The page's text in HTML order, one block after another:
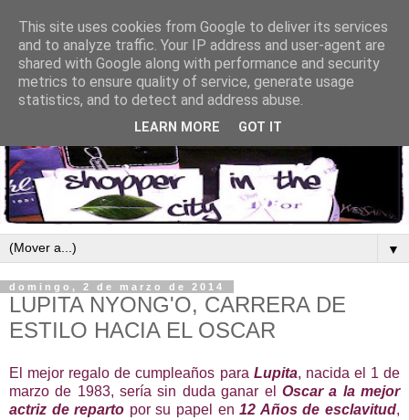
▼
domingo, 2 de marzo de 2014
LUPITA NYONG'O, CARRERA DE
ESTILO HACIA EL OSCAR
El mejor regalo de cumpleaños para Lupita, nacida el 1 de
marzo de 1983, sería sin duda ganar el Oscar a la mejor
actriz de reparto por su papel en12 Años de esclavitud,
This site uses cookies from Google to deliver its services
and to analyze traffic. Your IP address and user-agent are
shared with Google along with performance and security
metrics to ensure quality of service, generate usage
statistics, and to detect and address abuse.
LEARN MORE GOT IT